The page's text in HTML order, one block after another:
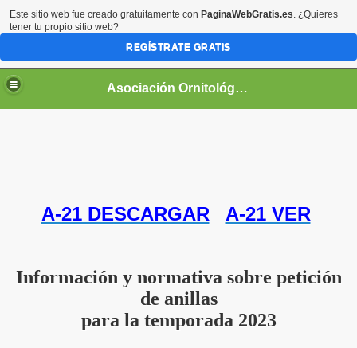
Asociación Ornitológica Naturalista Pacense
A-21 DESCARGAR A-21 VER
Información y normativa sobre petición
de anillas
para la temporada 2023
Este sitio web fue creado gratuitamente con PaginaWebGratis.es. ¿Quieres
tener tu propio sitio web?
REGÍSTRATE GRATIS